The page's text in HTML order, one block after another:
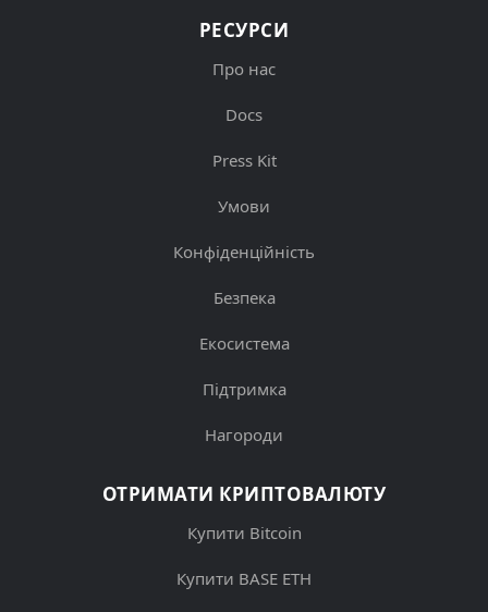
РЕСУРСИ
Про нас
Docs
Press Kit
Умови
Конфіденційність
Безпека
Екосистема
Підтримка
Нагороди
ОТРИМАТИ КРИПТОВАЛЮТУ
Купити Bitcoin
Купити BASE ETH